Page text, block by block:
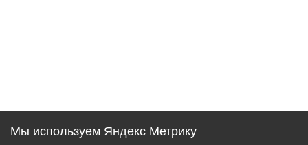
Мы используем Яндекс Метрику